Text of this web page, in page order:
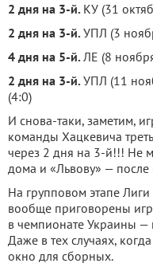
2 дня на 3-й. КУ (31
2 дня на 3-й. УПЛ (3
4 дня на 5-й. ЛЕ (8
2 дня на 3-й. УПЛ (11
(4:0)
И снова-таки, заметим,
команды Хацкевича
через 2 дня на 3-й!!! Не
дома и «Львову» —
На групповом этапе
вообще приговорены
в чемпионате Украины —
Даже в тех случаях,
окно для сборных.